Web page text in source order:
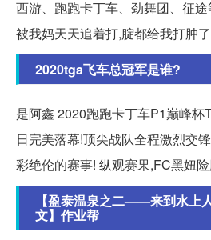
西游、跑跑卡丁车、劲舞团、征
被我妈天天追着打,腚都给我打肿
2020tga飞车总冠军是谁?
是阿鑫 2020跑跑卡丁车P1巅峰杯
日完美落幕!顶尖战队全程激烈交
彩绝伦的赛事! 纵观赛果,FC黑妞险
【盈泰温泉之二——来到水上
文】作业帮